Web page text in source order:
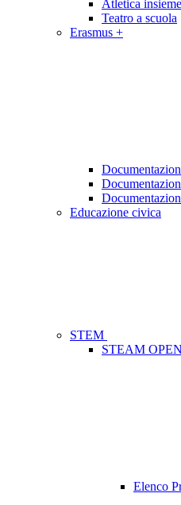
Atletica insieme
Teatro a scuola
Erasmus +
Educazione civica
STEM
STEAM
Elenco